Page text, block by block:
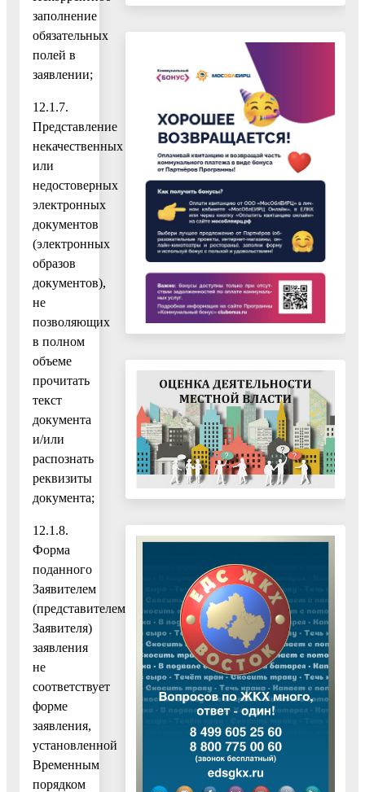
заполнение
обязательных
полей в
заявлении;
12.1.7.
Представление
некачественных
или
недостоверных
электронных
документов
(электронных
образов
документов),
не
позволяющих
в полном
объеме
прочитать
текст
документа
и/или
распознать
реквизиты
документа;
12.1.8.
Форма
поданного
Заявителем
(представителем
Заявителя)
заявления
не
соответствует
форме
заявления,
установленной
Временным
порядком